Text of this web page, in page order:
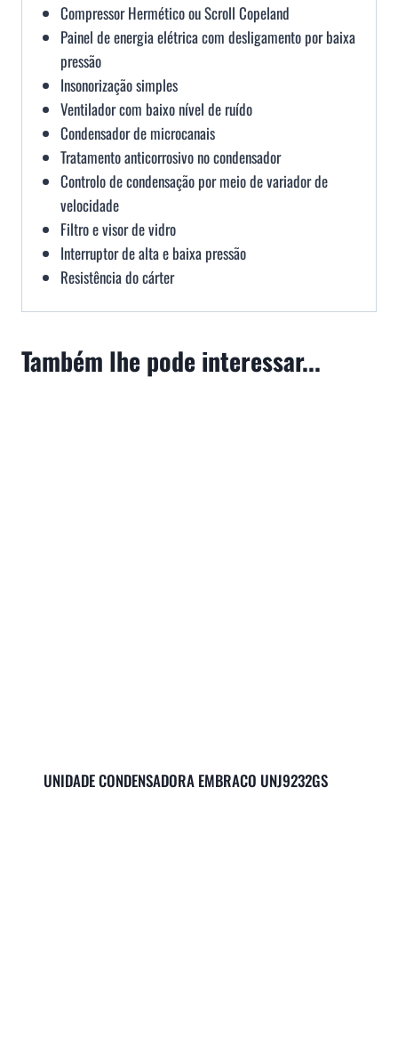
Compressor Hermético ou Scroll Copeland
Painel de energia elétrica com desligamento por baixa
pressão
Insonorização simples
Ventilador com baixo nível de ruído
Condensador de microcanais
Tratamento anticorrosivo no condensador
Controlo de condensação por meio de variador de
velocidade
Filtro e visor de vidro
Interruptor de alta e baixa pressão
Resistência do cárter
Também lhe pode interessar...
UNIDADE CONDENSADORA EMBRACO UNJ9232GS